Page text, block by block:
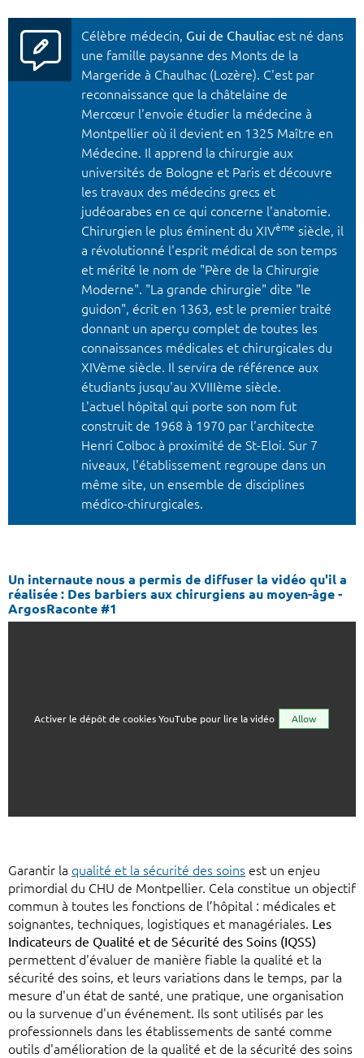
Célèbre médecin, Gui de Chauliac est né dans
une famille paysanne des Monts de la
Margeride à Chaulhac (Lozère). C'est par
reconnaissance que la châtelaine de
Mercœur l'envoie étudier la médecine à
Montpellier où il devient en 1325 Maître en
Médecine. Il apprend la chirurgie aux
universités de Bologne et Paris et découvre
les travaux des médecins grecs et
judéoarabes en ce qui concerne l'anatomie.
Chirurgien le plus éminent du XIVème siècle, il
a révolutionné l'esprit médical de son temps
et mérité le nom de "Père de la Chirurgie
Moderne". "La grande chirurgie" dite "le
guidon", écrit en 1363, est le premier traité
donnant un aperçu complet de toutes les
connaissances médicales et chirurgicales du
XIVème siècle. Il servira de référence aux
étudiants jusqu'au XVIIIème siècle.
L'actuel hôpital qui porte son nom fut
construit de 1968 à 1970 par l'architecte
Henri Colboc à proximité de St-Eloi. Sur 7
niveaux, l'établissement regroupe dans un
même site, un ensemble de disciplines
médico-chirurgicales.
Un internaute nous a permis de diffuser la vidéo qu'il a
réalisée : Des barbiers aux chirurgiens au moyen-âge -
ArgosRaconte #1
Activer le dépôt de cookies YouTube pour lire la vidéo Allow
Garantir la qualité et la sécurité des soins est un enjeu
primordial du CHU de Montpellier. Cela constitue un objectif
commun à toutes les fonctions de l’hôpital : médicales et
soignantes, techniques, logistiques et managériales. Les
Indicateurs de Qualité et de Sécurité des Soins (IQSS)
permettent d'évaluer de manière fiable la qualité et la
sécurité des soins, et leurs variations dans le temps, par la
mesure d'un état de santé, une pratique, une organisation
ou la survenue d'un événement. Ils sont utilisés par les
professionnels dans les établissements de santé comme
outils d'amélioration de la qualité et de la sécurité des soins